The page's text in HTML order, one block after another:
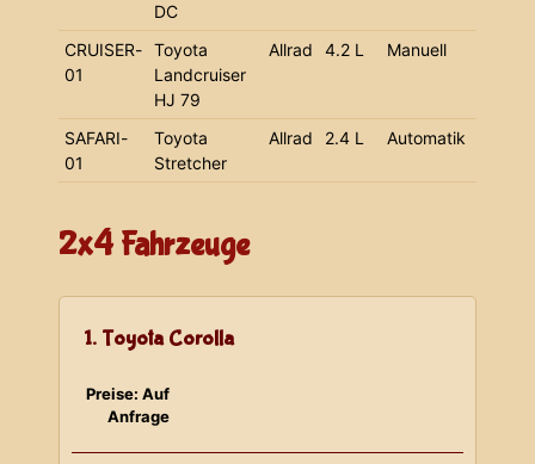
DC
CRUISER-
01
Toyota
Landcruiser
HJ 79
Allrad 4.2 L Manuell
SAFARI-
01
Toyota
Stretcher
Allrad 2.4 L Automatik
2x4 Fahrzeuge
1. Toyota Corolla
Preise: Auf
Anfrage